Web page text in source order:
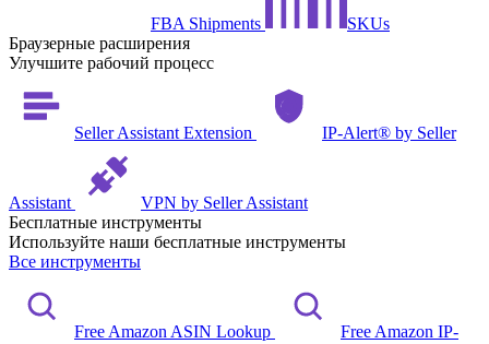
FBA Shipments
SKUs
Браузерные расширения
Улучшите рабочий процесс
Seller Assistant Extension IP-Alert® by Seller
Assistant
VPN by Seller Assistant
Бесплатные инструменты
Используйте наши бесплатные инструменты
Все инструменты
Free Amazon ASIN Lookup Free Amazon IP-